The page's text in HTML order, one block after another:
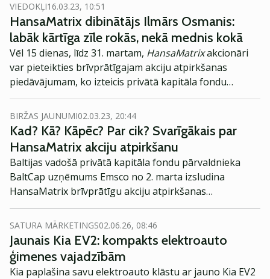
VIEDOKĻI16.03.23, 10:51
HansaMatrix dibinātājs Ilmārs Osmanis:
labāk kārtīga zīle rokās, nekā mednis kokā
Vēl 15 dienas, līdz 31. martam, HansaMatrixakcionāri
var pieteikties brīvprātīgajam akciju atpirkšanas
piedāvājumam, ko izteicis privātā kapitāla fondu
pārvaldniekaBaltCapuzņēmumsEmsco. Veiksmīga
darījuma gadījumā (vismaz 75% no balsstiesīgajām
HansaMatrixakcijām) plānots rosinātHansaMatrix
izslēgšanu no regulētā tirgus.
BIRŽAS JAUNUMI02.03.23, 20:44
Kad? Kā? Kāpēc? Par cik? Svarīgākais par
HansaMatrix akciju atpirkšanu
Baltijas vadošā privātā kapitāla fondu pārvaldnieka
BaltCap uzņēmums Emsco no 2. marta izsludina
HansaMatrix brīvprātīgu akciju atpirkšanas
piedāvājumu. Tā ir vienreizēja iespēja uzņēmuma
akcionāriem pārdot akcijas par izdevīgu cenu – 8.50 par
akciju. Piedāvājums ir spēkā 30 dienas, no 2. līdz 31.
marta plkst. 16.00.
SATURA MĀRKETINGS02.06.26, 08:46
Jaunais Kia EV2: kompakts elektroauto
ģimenes vajadzībām
Kia paplašina savu elektroauto klāstu ar jauno Kia EV2